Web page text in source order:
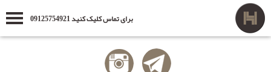
برای تماس کلیک کنید 09125754921